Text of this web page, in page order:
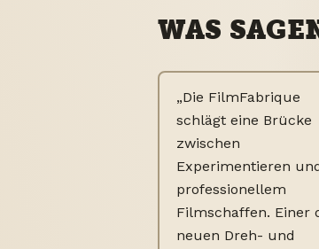
WAS
„Die FilmFabrique
schlägt eine Brücke
zwischen
Experimentieren
professionellem
Filmschaffen. Einer
neuen Dreh- und